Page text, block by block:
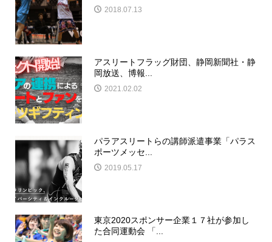
2018.07.13
アスリートフラッグ財団、静岡新聞社・静
岡放送、博報...
2021.02.02
パラアスリートらの講師派遣事業「パラス
ポーツメッセ...
2019.05.17
東京2020スポンサー企業１７社が参加し
た合同運動会 「...